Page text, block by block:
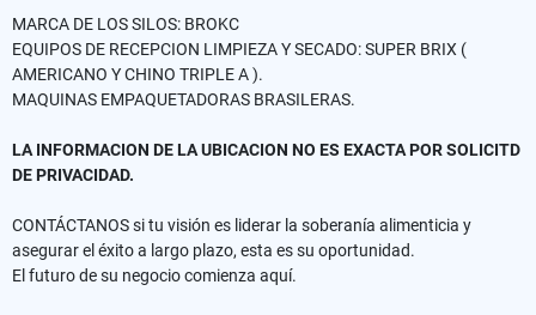
MARCA DE LOS SILOS: BROKC
EQUIPOS DE RECEPCION LIMPIEZA Y SECADO: SUPER BRIX (
AMERICANO Y CHINO TRIPLE A ).
MAQUINAS EMPAQUETADORAS BRASILERAS.
LA INFORMACION DE LA UBICACION NO ES EXACTA POR SOLICITD
DE PRIVACIDAD.
CONTÁCTANOS si tu visión es liderar la soberanía alimenticia y
asegurar el éxito a largo plazo, esta es su oportunidad.
El futuro de su negocio comienza aquí.